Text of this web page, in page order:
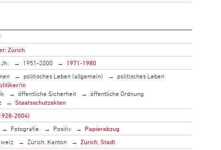
Zürich
1951-2000
1971-1980
politisches Leben (allgemein)
politisches Leben
in
öffentliche Sicherheit
öffentliche Ordnung
Staatsschutzakten
2004)
Fotografie Positiv
Papierabzug
Zürich, Kanton
Zürich, Stadt